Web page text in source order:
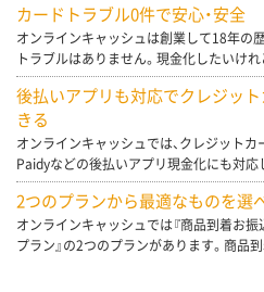
カードトラブル0件で安心・安全
オンラインキャッシュは創業して18年の
トラブルはありません。現金化したいけれ
オンラインキャッシュなら安心です。
後払いアプリも対応でクレジッ
きる
オンラインキャッシュでは、クレジットカ
Paidyなどの後払いアプリ現金化にも対応
ードを持っていない人でも、後払いアプ
2つのプランから最適なものを選
オンラインキャッシュでは『商品到着お振
プラン』の2つのプランがあります。商品